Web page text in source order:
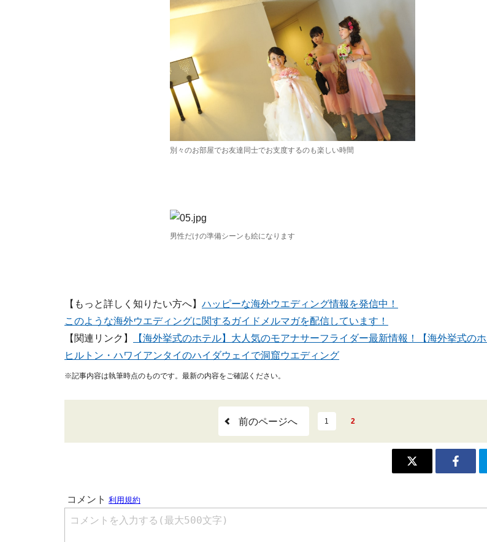
別々のお部屋でお友達同士でお支度するのも楽しい時間
男性だけの準備シーンも絵になります
【もっと詳しく知りたい方へ】 ハッピーな海外ウエディング情報を発信中！
このような海外ウエディングに関するガイドメルマガを配信しています！
【関連リンク】
【海外挙式のホテル】大人気のモアナサーフライダー最新情報！
【海外挙式のホ
ヒルトン・ハワイアンタイのハイダウェイで洞窟ウエディング
※記事内容は執筆時点のものです。最新の内容をご確認ください。
前のページへ 1 2